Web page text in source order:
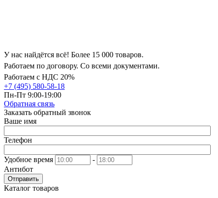
У нас найдётся всё! Более 15 000 товаров.
Работаем по договору. Со всеми документами.
Работаем с НДС 20%
+7 (495) 580-58-18
Пн-Пт 9:00-19:00
Обратная связь
Заказать обратный звонок
Ваше имя
Телефон
Удобное время
-
Антибот
Отправить
Каталог товаров